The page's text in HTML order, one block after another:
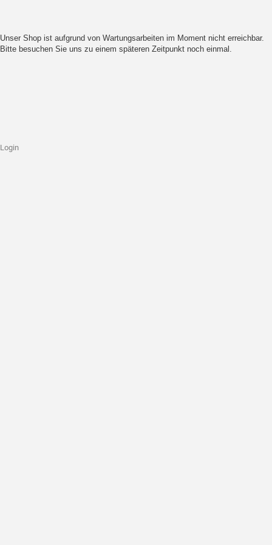
Unser Shop ist aufgrund von Wartungsarbeiten im Moment nicht erreichbar.
Bitte besuchen Sie uns zu einem späteren Zeitpunkt noch einmal.
Login